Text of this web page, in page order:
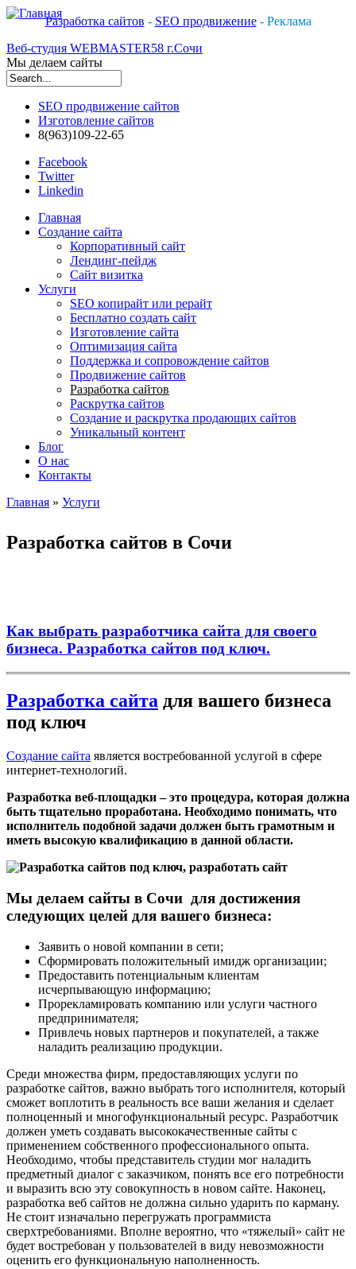
Разработка сайтов - SEO продвижение- Реклама
Веб-студия WEBMASTER58 г.Сочи
Мы делаем сайты
SEO продвижение сайтов
Изготовление сайтов
8(963)109-22-65
Facebook
Twitter
Linkedin
Главная
Создание сайта
Корпоративный сайт
Лендинг-пейдж
Сайт визитка
Услуги
SEO копирайт или рерайт
Бесплатно создать сайт
Изготовление сайта
Оптимизация сайта
Поддержка и сопровождение сайтов
Продвижение сайтов
Разработка сайтов
Раскрутка сайтов
Создание и раскрутка продающих сайтов
Уникальный контент
Блог
О нас
Контакты
Главная » Услуги
Разработка сайтов в Сочи
Как выбрать разработчика сайта для своего
бизнеса. Разработка сайтов под ключ.
Разработка сайта для вашего бизнеса
под ключ
Создание сайта является востребованной услугой в сфере
интернет-технологий.
Разработка веб-площадки – это процедура, которая должна
быть тщательно проработана. Необходимо понимать, что
исполнитель подобной задачи должен быть грамотным и
иметь высокую квалификацию в данной области.
Мы делаем сайты в Сочи для достижения
следующих целей для вашего бизнеса:
Заявить о новой компании в сети;
Сформировать положительный имидж организации;
Предоставить потенциальным клиентам
исчерпывающую информацию;
Прорекламировать компанию или услуги частного
предпринимателя;
Привлечь новых партнеров и покупателей, а также
наладить реализацию продукции.
Среди множества фирм, предоставляющих услуги по
разработке сайтов, важно выбрать того исполнителя, который
сможет воплотить в реальность все ваши желания и сделает
полноценный и многофункциональный ресурс. Разработчик
должен уметь создавать высококачественные сайты с
применением собственного профессионального опыта.
Необходимо, чтобы представитель студии мог наладить
предметный диалог с заказчиком, понять все его потребности
и выразить всю эту совокупность в новом сайте. Наконец,
разработка веб сайтов не должна сильно ударить по карману.
Не стоит изначально перегружать программиста
сверхтребованиями. Вполне вероятно, что «тяжелый» сайт не
будет востребован у пользователей в виду невозможности
оценить его функциональную наполненность.